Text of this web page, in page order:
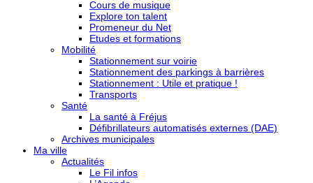
Cours de musique
Explore ton talent
Promeneur du Net
Etudes et formations
Mobilité
Stationnement sur voirie
Stationnement des parkings à barrières
Stationnement : Utile et pratique !
Transports
Santé
La santé à Fréjus
Défibrillateurs automatisés externes (DAE)
Archives municipales
Ma ville
Actualités
Le Fil infos